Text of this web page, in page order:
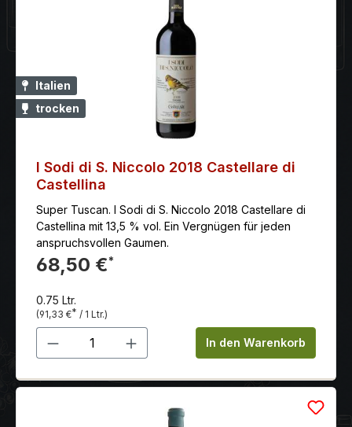
Italien
trocken
I Sodi di S. Niccolo 2018 Castellare di
Castellina
Super Tuscan. I Sodi di S. Niccolo 2018 Castellare di
Castellina mit 13,5 % vol. Ein Vergnügen für jeden
anspruchsvollen Gaumen.
68,50 €*
0.75 Ltr.
(91,33 €* / 1 Ltr.)
Produkt Anzahl: Gib denIn den Warenkorb